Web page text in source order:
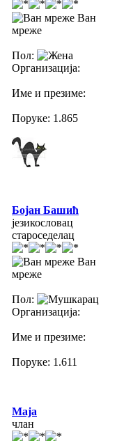
Ван
мреже
Пол:
Организација:
Име и презиме:
Поруке: 1.865
Бојан Башић
језикословац
староседелац
Ван
мреже
Пол:
Организација:
Име и презиме:
Поруке: 1.611
Maja
члан